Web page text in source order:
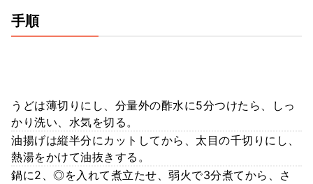
手順
うどは薄切りにし、分量外の酢水に5分つけたら、しっ
かり洗い、水気を切る。
油揚げは縦半分にカットしてから、太目の千切りにし、
熱湯をかけて油抜きする。
鍋に2、◎を入れて煮立たせ、弱火で3分煮てから、さ